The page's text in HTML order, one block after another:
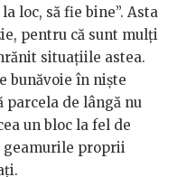
loc, să fie bine”. Asta
pentru că sunt mulți
situațiile astea.
bunăvoie în niște
de lângă nu
un bloc la fel de
geamurile proprii